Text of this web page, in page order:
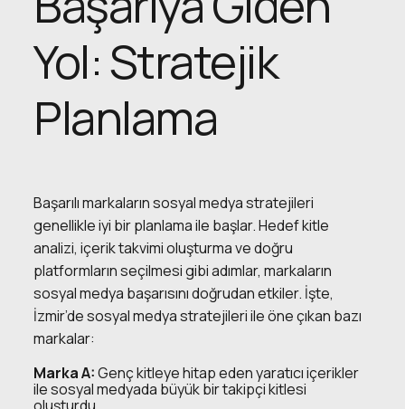
Yol: Stratejik
Planlama
Başarılı markaların sosyal medya stratejileri
genellikle iyi bir planlama ile başlar. Hedef kitle
analizi, içerik takvimi oluşturma ve doğru
platformların seçilmesi gibi adımlar, markaların
sosyal medya başarısını doğrudan etkiler. İşte,
İzmir’de sosyal medya stratejileri ile öne çıkan bazı
markalar:
Marka A:Genç kitleye hitap eden yaratıcı içerikler
ile sosyal medyada büyük bir takipçi kitlesi
oluşturdu.